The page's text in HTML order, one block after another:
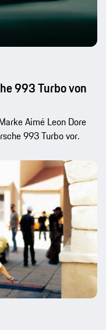
993 Turbo von
Aimé Leon Dore
993 Turbo vor.